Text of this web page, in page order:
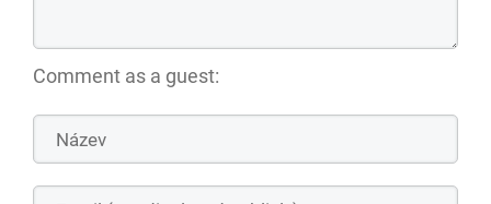
Comment as a guest: